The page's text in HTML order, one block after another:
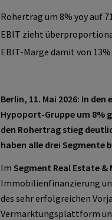
Rohertrag um 8% yoy auf
EBIT zieht
EBIT-Marge damit von
Berlin, 11. Mai 2026: In
Hypoport-Gruppe um 8%
den Rohertrag stieg
haben alle drei Segmente
Im Segment Real Estate
Immobilienfinanzierung
des sehr erfolgreichen
Vermarktungsplattform